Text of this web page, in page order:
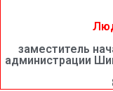
заместитель
администрации